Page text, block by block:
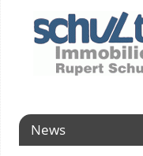
News